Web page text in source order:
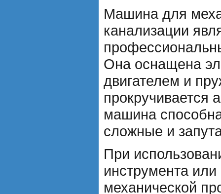
Машина для
канализации
Она оснащена
двигателем и
прокручивается
машина
сложные и
При
инструмента
механической